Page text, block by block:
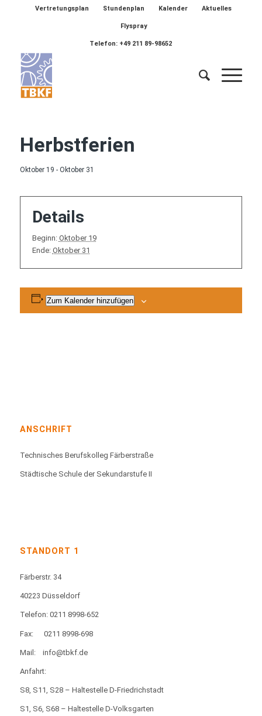
Vertretungsplan Stundenplan Kalender Aktuelles
Flyspray
Telefon: +49 211 89-98652
Herbstferien
Oktober 19 - Oktober 31
Details
Beginn: Oktober 19
Ende: Oktober 31
Zum Kalender hinzufügen
ANSCHRIFT
Technisches Berufskolleg Färberstraße
Städtische Schule der Sekundarstufe II
STANDORT 1
Färberstr. 34
40223 Düsseldorf
Telefon: 0211 8998-652
Fax: 0211 8998-698
Mail: info@tbkf.de
Anfahrt:
S8, S11, S28 – Haltestelle D-Friedrichstadt
S1, S6, S68 – Haltestelle D-Volksgarten